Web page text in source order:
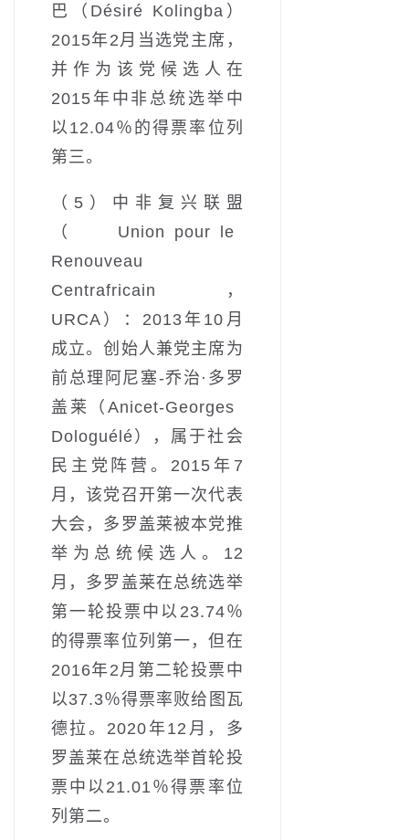
巴（Désiré Kolingba）
2015年2月当选党主席，
并作为该党候选人在
2015年中非总统选举中
以12.04％的得票率位列
第三。
（5）中非复兴联盟
（Union pour le
Renouveau
Centrafricain，
URCA）：2013年10月
成立。创始人兼党主席为
前总理阿尼塞-乔治·多罗
盖莱（Anicet-Georges
Dologuélé），属于社会
民主党阵营。2015年7
月，该党召开第一次代表
大会，多罗盖莱被本党推
举为总统候选人。12
月，多罗盖莱在总统选举
第一轮投票中以23.74％
的得票率位列第一，但在
2016年2月第二轮投票中
以37.3％得票率败给图瓦
德拉。2020年12月，多
罗盖莱在总统选举首轮投
票中以21.01％得票率位
列第二。